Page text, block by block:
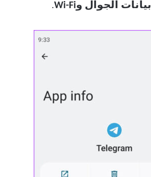
بيانات الجوال وWi-Fi .